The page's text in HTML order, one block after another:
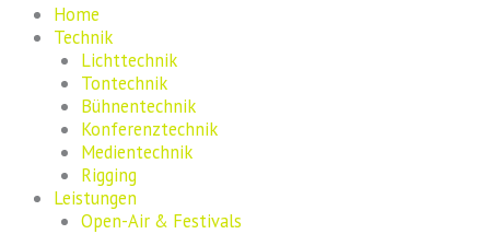
Home
Technik
Lichttechnik
Tontechnik
Bühnentechnik
Konferenztechnik
Medientechnik
Rigging
Leistungen
Open-Air & Festivals